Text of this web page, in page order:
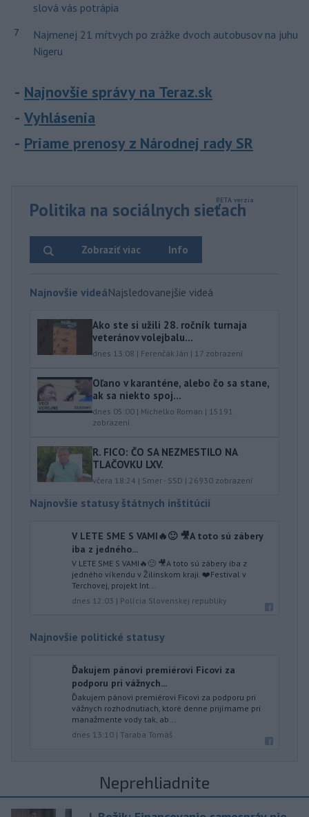
slová vás potrápia
7
Najmenej 21 mŕtvych po zrážke dvoch autobusov na juhu
Nigeru
Najnovšie správy na Teraz.sk
Vyhlásenia
Priame prenosy z Národnej rady SR
Politika na sociálnych sieťach
Info
Zobraziť viac
Najnovšie videáNajsledovanejšie videá
Ako ste si užili 28. ročník turnaja
veteránov volejbalu...
dnes 13:08 | Ferenčák Ján | 17 zobrazení
Oľano v karanténe, alebo čo sa stane,
ak sa niekto spoj...
dnes 05:00 | Michelko Roman | 15191
zobrazení
R. FICO: ČO SA NEZMESTILO NA
TLAČOVKU LXV.
včera 18:24 | Smer - SSD | 26930 zobrazení
Najnovšie statusy štátnych inštitúcií
V LETE SME S VAMI🔥🙂 🎥A toto sú zábery
iba z jedného...
V LETE SME S VAMI🔥🙂 🎥A toto sú zábery iba z
jedného víkendu v Žilinskom kraji. ❤️Festival v
Terchovej, projekt Int...
dnes 12:03 | Polícia Slovenskej republiky
Najnovšie politické statusy
Ďakujem pánovi premiérovi Ficovi za
podporu pri vážnych...
Ďakujem pánovi premiérovi Ficovi za podporu pri
vážnych rozhodnutiach, ktoré denne prijímame pri
manažmente vody tak, ab...
dnes 13:10 | Taraba Tomáš
Neprehliadnite